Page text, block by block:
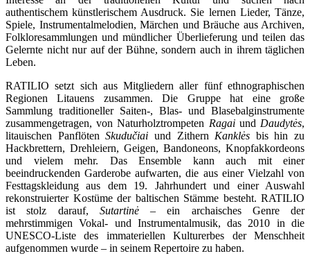
authentischem künstlerischem Ausdruck. Sie lernen Lieder, Tänze,
Spiele, Instrumentalmelodien, Märchen und Bräuche aus Archiven,
Folkloresammlungen und mündlicher Überlieferung und teilen das
Gelernte nicht nur auf der Bühne, sondern auch in ihrem täglichen
Leben.
RATILIO setzt sich aus Mitgliedern aller fünf ethnographischen
Regionen Litauens zusammen. Die Gruppe hat eine große
Sammlung traditioneller Saiten-, Blas- und Blasebalginstrumente
zusammengetragen, von Naturholztrompeten Ragaiund Daudytės,
litauischen PanflötenSkudučiai und Zithern Kanklės bis hin zu
Hackbrettern, Drehleiern, Geigen, Bandoneons, Knopfakkordeons
und vielem mehr. Das Ensemble kann auch mit einer
beeindruckenden Garderobe aufwarten, die aus einer Vielzahl von
Festtagskleidung aus dem 19. Jahrhundert und einer Auswahl
rekonstruierter Kostüme der baltischen Stämme besteht. RATILIO
ist stolz darauf, Sutartinė – ein archaisches Genre der
mehrstimmigen Vokal- und Instrumentalmusik, das 2010 in die
UNESCO-Liste des immateriellen Kulturerbes der Menschheit
aufgenommen wurde – in seinem Repertoire zu haben.